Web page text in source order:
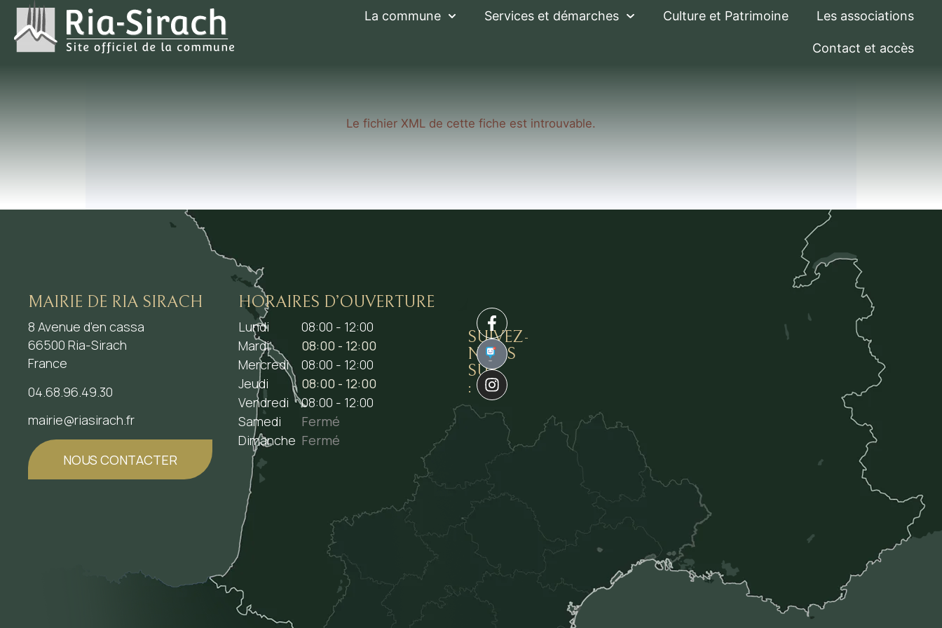
La commune Services et démarches Culture et Patrimoine Les associations
Contact et accès
Le fichier XML de cette fiche est introuvable.
MAIRIE DE RIA SIRACH
8 Avenue d’en cassa
66500 Ria-Sirach
France
04.68.96.49.30
mairie@riasirach.fr
NOUS CONTACTER
HORAIRES D’OUVERTURE
Lundi
08:00 - 12:00
Mardi
08:00 - 12:00
Mercredi
08:00 - 12:00
Jeudi
08:00 - 12:00
Vendredi
08:00 - 12:00
Samedi
Fermé
Dimanche Fermé
SUIVEZ-
NOUS
SUR
:
1